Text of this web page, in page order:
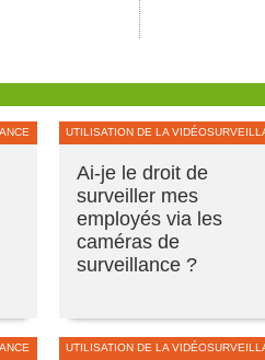
UTILISATION DE LA
Ai-je le droit de
surveiller mes
employés via les
caméras de
surveillance ?
UTILISATION DE LA